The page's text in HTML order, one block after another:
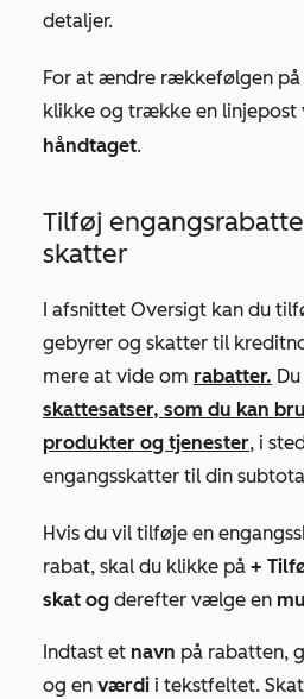
detaljer.
For at ændre rækkefølgen på
klikke og trække en
håndtaget.
Tilføj
skatter
I afsnittet Oversigt kan du
gebyrer og skatter til
mere at vide om rabatter.
skattesatser, som du kan
produkter og tjenester, i
engangsskatter til din
Hvis du vil tilføje en
rabat, skal du klikke på +
skat og derefter vælge en
Indtast et navn på rabatten,
og en værdi i tekstfeltet.